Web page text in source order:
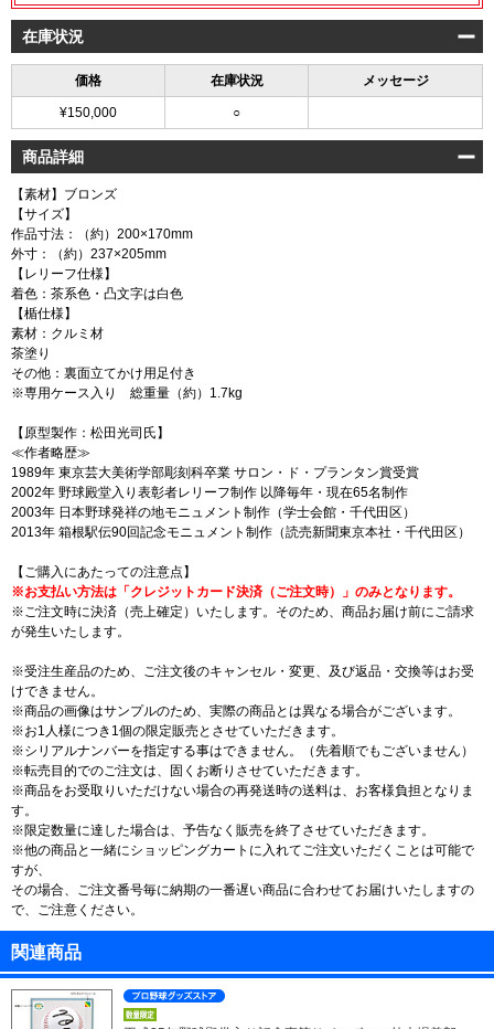
在庫状況
価格 在庫状況 メッセージ
¥150,000 ○
商品詳細
【素材】ブロンズ
【サイズ】
作品寸法：（約）200×170mm
外寸：（約）237×205mm
【レリーフ仕様】
着色：茶系色・凸文字は白色
【楯仕様】
素材：クルミ材
茶塗り
その他：裏面立てかけ用足付き
※専用ケース入り 総重量（約）1.7kg
【原型製作：松田光司氏】
≪作者略歴≫
1989年 東京芸大美術学部彫刻科卒業 サロン・ド・プランタン賞受賞
2002年 野球殿堂入り表彰者レリーフ制作 以降毎年・現在65名制作
2003年 日本野球発祥の地モニュメント制作（学士会館・千代田区）
2013年 箱根駅伝90回記念モニュメント制作（読売新聞東京本社・千代田区）
【ご購入にあたっての注意点】
※お支払い方法は「クレジットカード決済（ご注文時）」のみとなります。
※ご注文時に決済（売上確定）いたします。そのため、商品お届け前にご請求
が発生いたします。
※受注生産品のため、ご注文後のキャンセル・変更、及び返品・交換等はお受
けできません。
※商品の画像はサンプルのため、実際の商品とは異なる場合がございます。
※お1人様につき1個の限定販売とさせていただきます。
※シリアルナンバーを指定する事はできません。（先着順でもございません）
※転売目的でのご注文は、固くお断りさせていただきます。
※商品をお受取りいただけない場合の再発送時の送料は、お客様負担となりま
す。
※限定数量に達した場合は、予告なく販売を終了させていただきます。
※他の商品と一緒にショッピングカートに入れてご注文いただくことは可能で
すが、
その場合、ご注文番号毎に納期の一番遅い商品に合わせてお届けいたしますの
で、ご注意ください。
関連商品